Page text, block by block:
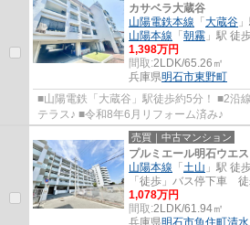
カサベラ大蔵谷
山陽電鉄本線 「大蔵谷
山陽本線 「朝霧 」駅 徒
1,398万円
間取:2LDK/65.26㎡
兵庫県明石市東野町
■山陽電鉄「大蔵谷」駅徒歩約5分！ ■2沿
テラス♪ ■令和8年6月リフォーム済み♪
売買｜中古マンション
プルミエール明石ウエス
山陽本線 「土山 」駅 徒
「徒歩」バス停下車
1,078万円
間取:2LDK/61.94㎡
兵庫県明石市魚住町清水